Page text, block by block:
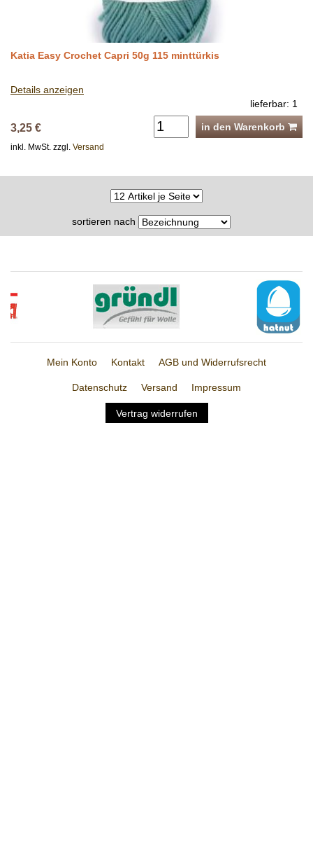
Katia Easy Crochet Capri 50g 115 minttürkis
Details anzeigen
lieferbar: 1
3,25 € in den Warenkorb
inkl. MwSt. zzgl. Versand
sortieren nach
Mein Konto Kontakt AGB und Widerrufsrecht
Datenschutz Versand Impressum
Vertrag widerrufen